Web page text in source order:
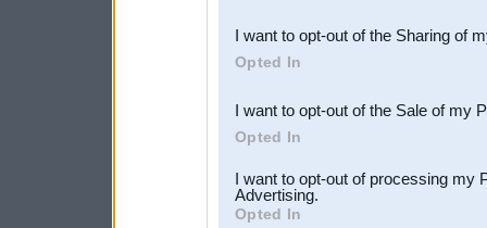
Downstream Participants
third parties.
I want to opt-out of the Sharing of
Opted In
I want to opt-out of the Sale of my
Opted In
I want to opt-out of processing my
Advertising.
Opted In